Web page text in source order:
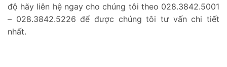
độ hãy liên hệ ngay cho chúng tôi theo 028.3842.5001
– 028.3842.5226 để được chúng tôi tư vấn chi tiết
nhất.